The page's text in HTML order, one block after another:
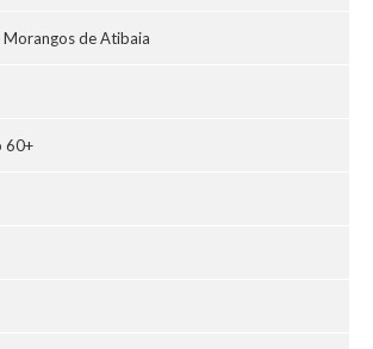
Morangos de Atibaia
60+